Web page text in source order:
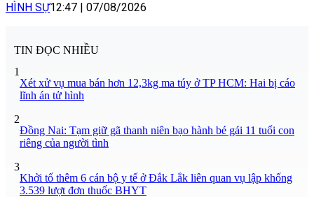
HÌNH SỰ12:47 07/08/2026
TIN ĐỌC NHIỀU
1
Xét xử vụ mua bán hơn 12,3kg ma túy ở TP HCM: Hai bị cáo
lĩnh án tử hình
2
Đồng Nai: Tạm giữ gã thanh niên bạo hành bé gái 11 tuổi con
riêng của người tình
3
Khởi tố thêm 6 cán bộ y tế ở Đắk Lắk liên quan vụ lập khống
3.539 lượt đơn thuốc BHYT